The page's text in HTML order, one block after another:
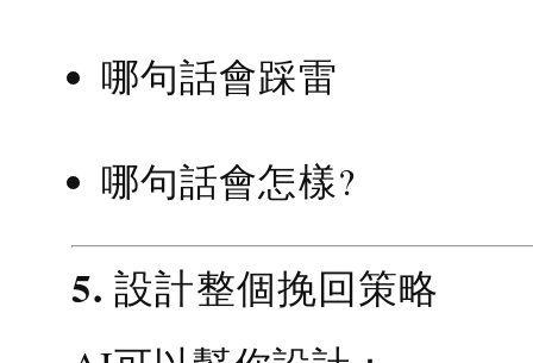
哪句話會踩雷
哪句話會怎樣?
5. 設計整個挽回策略